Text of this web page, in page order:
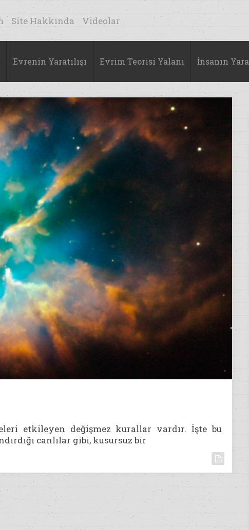
Site Hakkında Videolar
Evrenin Yaratılışı Evrim Teorisi Yalanı İnsanın
etkileyen değişmez kurallar vardır. İşte bu
canlılar gibi, kusursuz bir